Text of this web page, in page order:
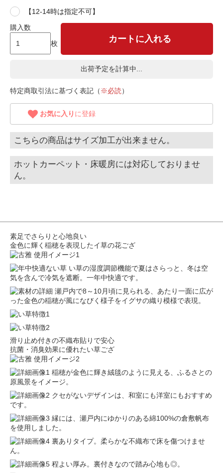
【12-14時は指定不可】
購入数
枚
カートに入れる
出荷予定を計算中...
特定商取引法に基づく表記（ ※必読）
お気に入り に登録
こちらの商品はサイズ加工が出来ません。
ホットカーペット・床暖房には対応しておりませ
ん。
素足でさらりと心地良い
金色に輝く稲穂を表現したイ草の花ござ
い草の湿度調節機能で夏はさらっと、冬は空
気を含んで冷気を遮断。一年中快適です。
瀬戸内で8～10月頃に見られる、あたり一面に広が
った金色の稲穂が風になびく様子をイグサの織り模様で表現。
滑り止め付きの不織布貼りで安心
抗菌・消臭効果に優れたい草ござ
稲穂が金色に輝き絨毯のように見える、ふるさとの
原風景をイメージ。
クセがないデザインは、和室にも洋室にもおすすめ
です。
縁には、瀬戸内にゆかりのある綿100%の倉敷帆布
を使用しました。
裏ありタイプ。柔らかな不織布で床を傷つけませ
ん。
程よい厚み。裏付きなので踏み心地も◎。